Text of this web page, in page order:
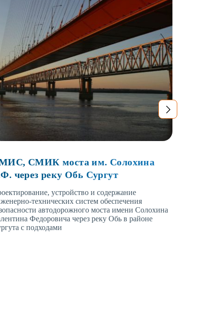
СМИК моста им. Солохина
через реку Обь Сургут
устройство и содержание
технических систем обеспечения
автодорожного моста имени Солохина
Федоровича через реку Обь в районе
с подходами